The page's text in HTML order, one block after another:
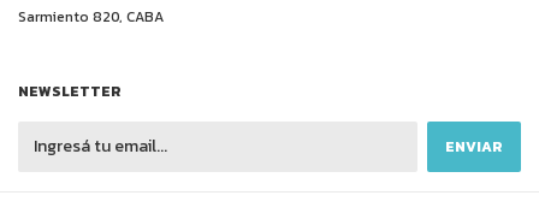
Sarmiento 820, CABA
NEWSLETTER